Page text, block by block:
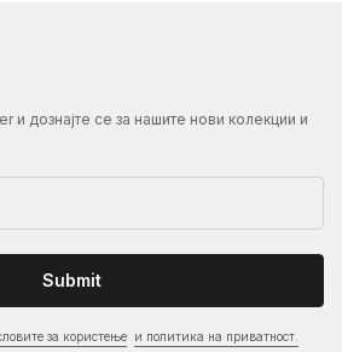
и дознајте се за нашите нови колекции и
Submit
за користење и политика на приватност.